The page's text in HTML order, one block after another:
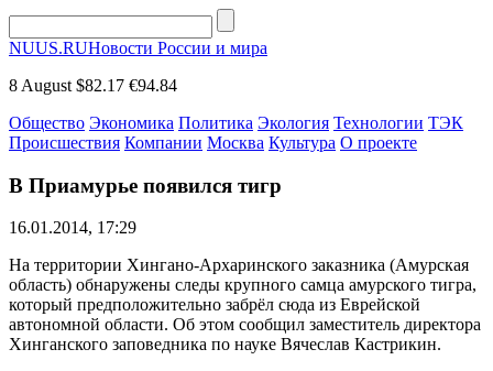
NUUS.RUНовости России и мира
8 August $82.17 €94.84
Общество Экономика Политика Экология Технологии ТЭК
Происшествия Компании Москва Культура О проекте
В Приамурье появился тигр
16.01.2014, 17:29
На территории Хингано-Архаринского заказника (Амурская
область) обнаружены следы крупного самца амурского тигра,
который предположительно забрёл сюда из Еврейской
автономной области. Об этом сообщил заместитель директора
Хинганского заповедника по науке Вячеслав Кастрикин.